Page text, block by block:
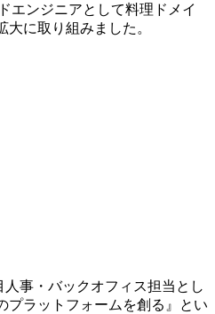
エンジニアとして料理ドメイ
に取り組みました。
人事・バックオフィス担当とし
プラットフォームを創る』とい